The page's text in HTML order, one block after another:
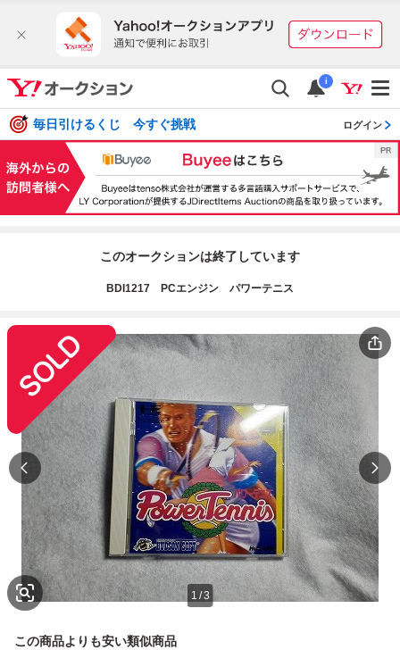
i
毎日引けるくじ 今すぐ挑戦 ログイン
このオークションは終了しています
BDI1217 PCエンジン パワーテニス
1 /3
この商品よりも安い類似商品